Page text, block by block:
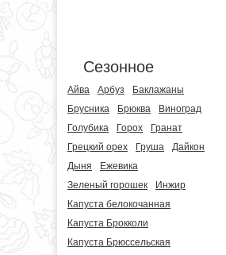
Сезонное
Айва Арбуз
Баклажаны
Брусника
Брюква
Виноград
Голубика
Горох
Гранат
Грецкий орех
Груша
Дайкон
Дыня
Ежевика
Зеленый горошек
Инжир
Капуста белокочанная
Капуста Брокколи
Капуста Брюссельская